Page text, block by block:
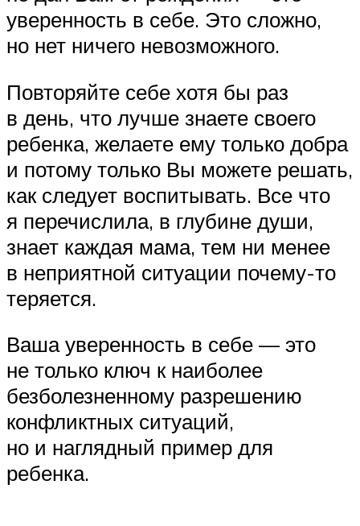
уверенность в себе. Это сложно,
но нет ничего невозможного.
Повторяйте себе хотя бы раз
в день, что лучше знаете своего
ребенка, желаете ему только добра
и потому только Вы можете решать,
как следует воспитывать. Все что
я перечислила, в глубине души,
знает каждая мама, тем ни менее
в неприятной ситуации почему-то
теряется.
Ваша уверенность в себе — это
не только ключ к наиболее
безболезненному разрешению
конфликтных ситуаций,
но и наглядный пример для
ребенка.